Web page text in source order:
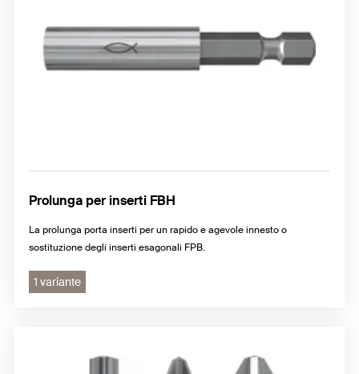
Prolunga per inserti FBH
La prolunga porta inserti per un rapido e agevole innesto o
sostituzione degli inserti esagonali FPB.
1 variante